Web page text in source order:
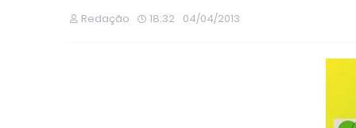
Redação 18:32 04/04/2013